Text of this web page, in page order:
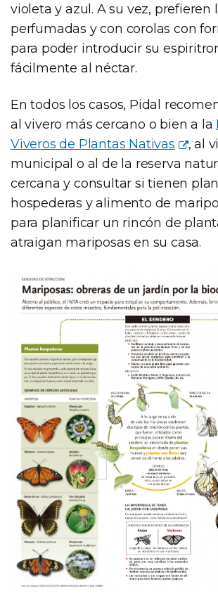
violeta y azul. A su vez, prefieren
perfumadas y con corolas con
para poder introducir su
fácilmente al néctar.
En todos los casos, Pidal
al vivero más cercano o bien a la
Viveros de Plantas Nativas
, al
municipal o al de la reserva
cercana y consultar si tienen
hospederas y alimento de
para planificar un rincón de
atraigan mariposas en su casa.